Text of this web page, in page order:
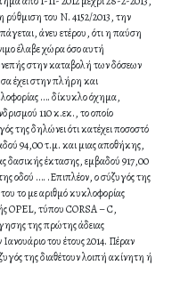
ρύθμιση του Ν. 4152/2013, την
άνευ ετέρου, ότι η παύση
έλαβε χώρα όσο αυτή
στην καταβολή των δόσεων
έχει στην πλήρη και
…. δίκυκλο όχημα,
110 κ.εκ., το οποίο
της δηλώνει ότι κατέχει ποσοστό
94,00 τ.μ. και μιας αποθήκης,
δασικής έκτασης, εμβαδού 917,00
οδού …. .Επιπλέον, ο σύζυγός της
το με αριθμό κυκλοφορίας
OPEL, τύπου CORSA – C,
της πρώτης άδειας
του έτους 2014. Πέραν
της διαθέτουν λοιπή ακίνητη ή